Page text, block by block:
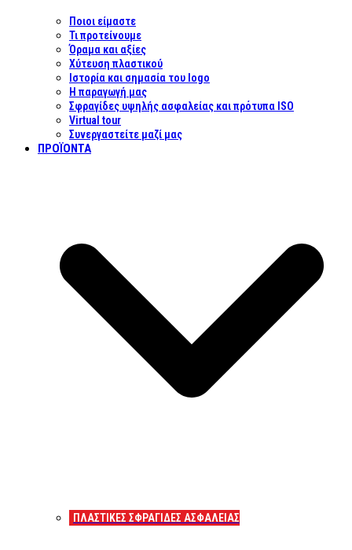
Ποιοι είμαστε
Τι προτείνουμε
Όραμα και αξίες
Χύτευση πλαστικού
Ιστορία και σημασία του logo
Η παραγωγή μας
Σφραγίδες υψηλής ασφαλείας και πρότυπα ISO
Virtual tour
Συνεργαστείτε μαζί μας
ΠΡΟΪΌΝΤΑ
ΠΛΑΣΤΙΚΕΣ ΣΦΡΑΓΙΔΕΣ ΑΣΦΑΛΕΙΑΣ